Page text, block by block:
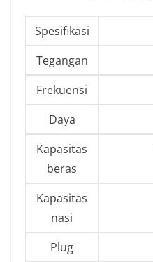
Spesifikasi
Tegangan
Frekuensi
Daya
Kapasitas
beras
Kapasitas
nasi
Plug